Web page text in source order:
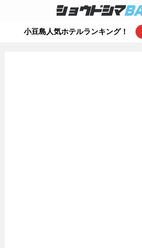
小豆島人気ホテルランキング！